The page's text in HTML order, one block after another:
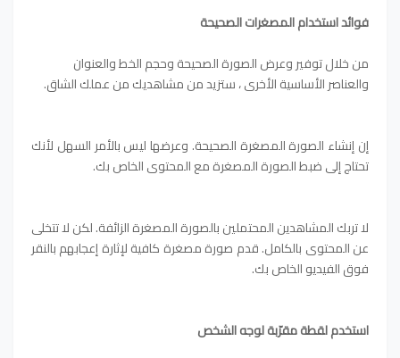
فوائد استخدام المصغرات الصحيحة
من خلال توفير وعرض الصورة الصحيحة وحجم الخط والعنوان
والعناصر الأساسية الأخرى ، ستزيد من مشاهديك من عملك الشاق.
إن إنشاء الصورة المصغرة الصحيحة. وعرضها ليس بالأمر السهل لأنك
تحتاج إلى ضبط الصورة المصغرة مع المحتوى الخاص بك.
لا تربك المشاهدين المحتملين بالصورة المصغرة الزائفة.لكن لا تتخلى
عن المحتوى بالكامل. قدم صورة مصغرة كافية لإثارة إعجابهم بالنقر
فوق الفيديو الخاص بك.
استخدم لقطة مقرّبة لوجه الشخص